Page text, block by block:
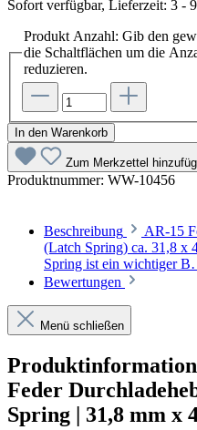
Sofort verfügbar, Lieferzeit: 3 -
Produkt Anzahl: Gib den
die Schaltflächen um die
reduzieren.
In den Warenkorb
Zum Merkzettel
Produktnummer: WW-10456
Beschreibung
AR-15
(Latch Spring) ca. 31,8 x
Spring ist ein wichtiger
Bewertungen
Menü schließen
Feder
Spring | 31,8 mm x